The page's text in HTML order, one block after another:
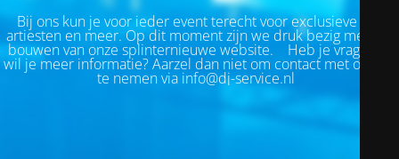
Bij ons kun je voor ieder eventterecht voor exclusieve top
artiesten en meer. Op dit moment zijn we druk bezig met het
bouwen van onze splinternieuwe website. Heb je vragen of
wil je meer informatie? Aarzel dan niet om contact met ons op
te nemen via info@dj-service.nl